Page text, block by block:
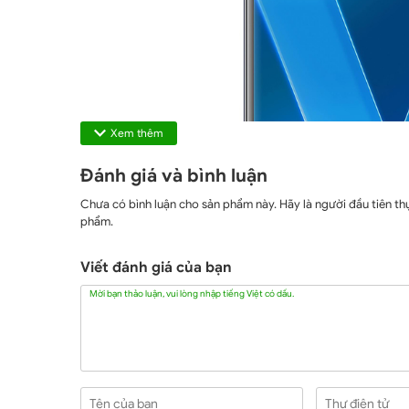
Theo một số thông tin rò rỉ cùng với thời gian
bị con chip
Snapdragon 835. LG cũng sẽ sử
Xem thêm
Đánh giá và bình luận
Chưa có bình luận cho sản phẩm này. Hãy là người đầu tiên
phẩm.
Viết đánh giá của bạn
Mời bạn thảo luận, vui lòng nhập tiếng Việt có dấu.
Tên của bạn Thư điện tử